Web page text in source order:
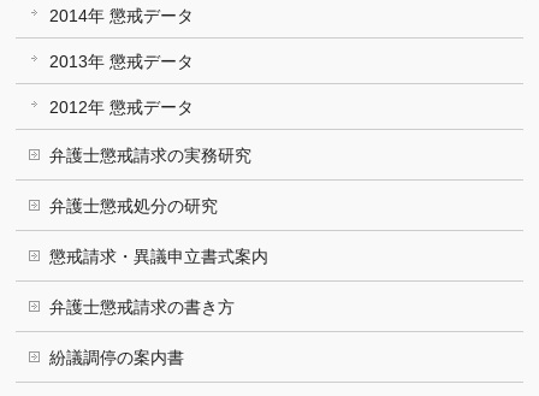
2014年 懲戒データ
2013年 懲戒データ
2012年 懲戒データ
弁護士懲戒請求の実務研究
弁護士懲戒処分の研究
懲戒請求・異議申立書式案内
弁護士懲戒請求の書き方
紛議調停の案内書